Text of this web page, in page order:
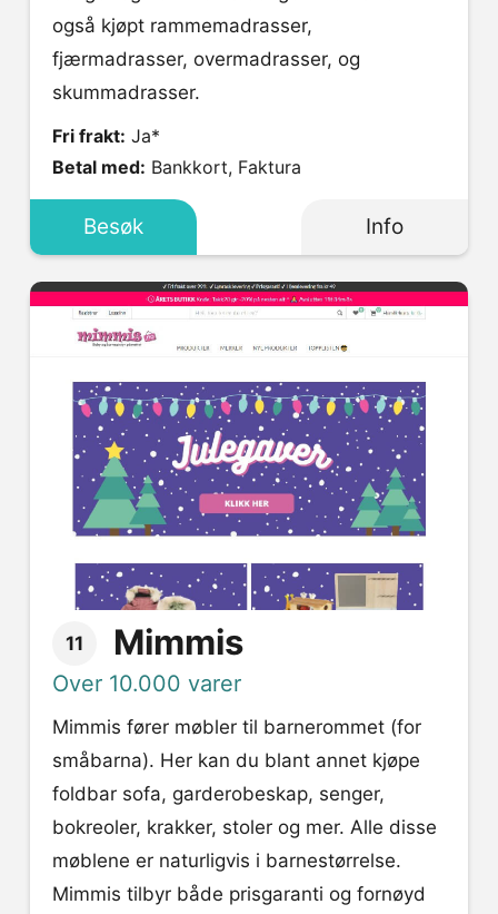
også kjøpt rammemadrasser,
fjærmadrasser, overmadrasser, og
skummadrasser.
Fri frakt: Ja*
Betal med: Bankkort, Faktura
Besøk Info
11 Mimmis
Over 10.000 varer
Mimmis fører møbler til barnerommet (for
småbarna). Her kan du blant annet kjøpe
foldbar sofa, garderobeskap, senger,
bokreoler, krakker, stoler og mer. Alle disse
møblene er naturligvis i barnestørrelse.
Mimmis tilbyr både prisgaranti og fornøyd